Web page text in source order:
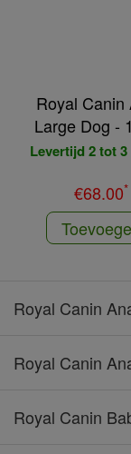
Royal Canin
Large Dog -
Levertijd 2 tot 3
€68.00*
Royal Canin
Royal Canin
Royal Canin